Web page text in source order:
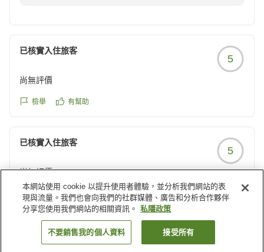
す。
また、スタッフや女将へのお言葉まで頂戴し、心より感
謝申し上げます。
沢牛のお料理、すみれもお楽しみくださいませ。感謝を
已核實入住旅客
5
尚無評價
檢舉 有幫助
已核實入住旅客
5
尚無評價
檢舉 有幫助
載入更多結果
本網站使用 cookie 以提升使用者體驗，並分析我們網站的表
現與流量。我們也會向我們的社群媒體、廣告和分析合作夥伴
分享您使用我們網站的相關資訊。
私隱政策
不要銷售我的個人資料 接受所有